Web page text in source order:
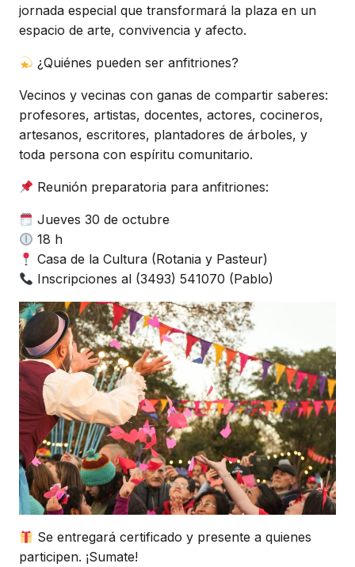
jornada especial que transformará la plaza en un
espacio de arte, convivencia y afecto.
¿Quiénes pueden ser anfitriones?
Vecinos y vecinas con ganas de compartir saberes:
profesores, artistas, docentes, actores, cocineros,
artesanos, escritores, plantadores de árboles, y
toda persona con espíritu comunitario.
Reunión preparatoria para anfitriones:
Jueves 30 de octubre
18 h
Casa de la Cultura (Rotania y Pasteur)
Inscripciones al (3493) 541070 (Pablo)
Se entregará certificado y presente a quienes
participen. ¡Sumate!